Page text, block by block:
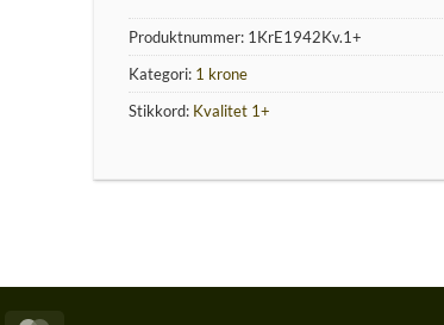
Produktnummer: 1KrE1942Kv.1+
Kategori: 1 krone
Stikkord: Kvalitet 1+